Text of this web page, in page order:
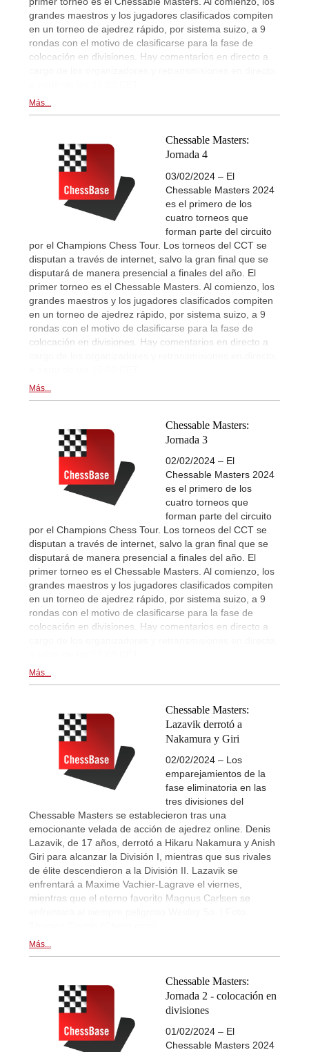
grandes maestros y los jugadores clasificados compiten
en un torneo de ajedrez rápido, por sistema suizo, a 9
rondas con el motivo de clasificarse para la fase de
colocación en divisiones. Hay comentarios en directo a
Más...
Chessable Masters:
Jornada 4
03/02/2024 – El
Chessable Masters 2024
es el primero de los
cuatro torneos que
forman parte del circuito
por el Champions Chess Tour. Los torneos del CCT se
disputan a través de internet, salvo la gran final que se
disputará de manera presencial a finales del año. El
primer torneo es el Chessable Masters. Al comienzo, los
grandes maestros y los jugadores clasificados compiten
en un torneo de ajedrez rápido, por sistema suizo, a 9
rondas con el motivo de clasificarse para la fase de
colocación en divisiones. Hay comentarios en directo a
Más...
Chessable Masters:
Jornada 3
02/02/2024 – El
Chessable Masters 2024
es el primero de los
cuatro torneos que
forman parte del circuito
por el Champions Chess Tour. Los torneos del CCT se
disputan a través de internet, salvo la gran final que se
disputará de manera presencial a finales del año. El
primer torneo es el Chessable Masters. Al comienzo, los
grandes maestros y los jugadores clasificados compiten
en un torneo de ajedrez rápido, por sistema suizo, a 9
rondas con el motivo de clasificarse para la fase de
colocación en divisiones. Hay comentarios en directo a
Más...
Chessable Masters:
Lazavik derrotó a
Nakamura y Giri
02/02/2024 – Los
emparejamientos de la
fase eliminatoria en las
tres divisiones del
Chessable Masters se establecieron tras una
emocionante velada de acción de ajedrez online. Denis
Lazavik, de 17 años, derrotó a Hikaru Nakamura y Anish
Giri para alcanzar la División I, mientras que sus rivales
de élite descendieron a la División II. Lazavik se
enfrentará a Maxime Vachier-Lagrave el viernes,
mientras que el eterno favorito Magnus Carlsen se
Más...
Chessable Masters:
Jornada 2 - colocación en
divisiones
01/02/2024 – El
Chessable Masters 2024